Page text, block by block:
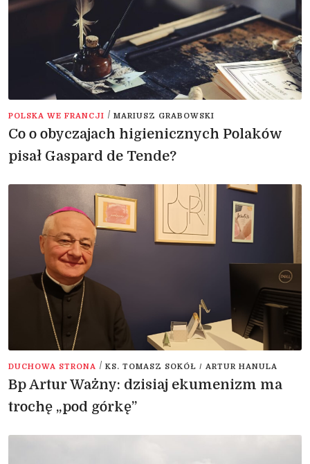
POLSKA WE FRANCJI / MARIUSZ GRABOWSKI
Co o obyczajach higienicznych Polaków
pisał Gaspard de Tende?
DUCHOWA STRONA / KS. TOMASZ SOKÓŁ / ARTUR HANULA
Bp Artur Ważny: dzisiaj ekumenizm ma
trochę „pod górkę”